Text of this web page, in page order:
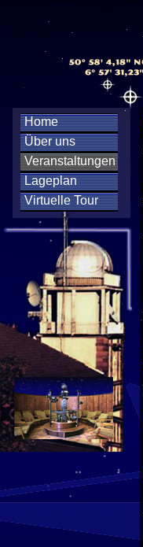
Home
Über uns
Veranstaltungen
Lageplan
Virtuelle Tour